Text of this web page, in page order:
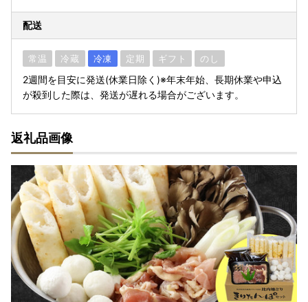
配送
常温 冷蔵 冷凍 定期 ギフト のし
2週間を目安に発送(休業日除く)※年末年始、長期休業や申込
が殺到した際は、発送が遅れる場合がございます。
返礼品画像